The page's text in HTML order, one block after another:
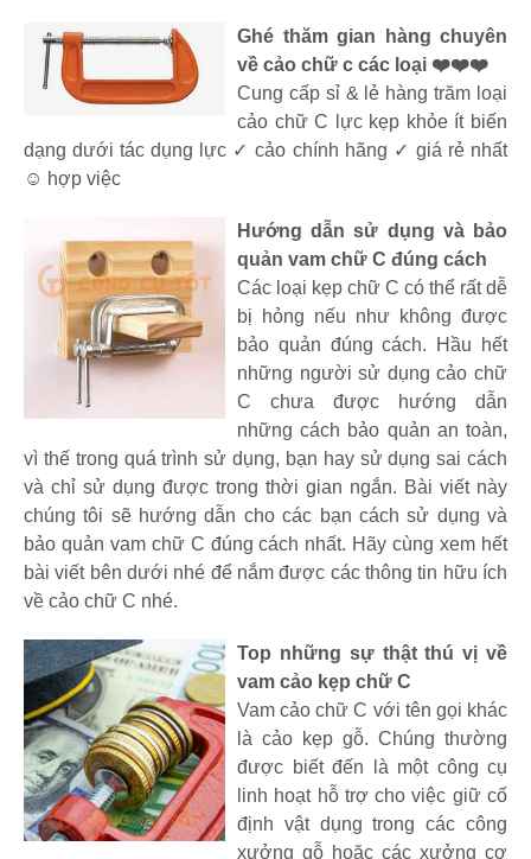
Ghé thăm gian hàng chuyên
về cảo chữ c các loại ❤️❤️❤️
Cung cấp sỉ & lẻ hàng trăm loại
cảo chữ C lực kẹp khỏe ít biến
dạng dưới tác dụng lực ✓ cảo chính hãng ✓ giá rẻ nhất
☺️ hợp việc
Hướng dẫn sử dụng và bảo
quản vam chữ C đúng cách
Các loại kẹp chữ C có thể rất dễ
bị hỏng nếu như không được
bảo quản đúng cách. Hầu hết
những người sử dụng cảo chữ
C chưa được hướng dẫn
những cách bảo quản an toàn,
vì thế trong quá trình sử dụng, bạn hay sử dụng sai cách
và chỉ sử dụng được trong thời gian ngắn. Bài viết này
chúng tôi sẽ hướng dẫn cho các bạn cách sử dụng và
bảo quản vam chữ C đúng cách nhất. Hãy cùng xem hết
bài viết bên dưới nhé để nắm được các thông tin hữu ích
về cảo chữ C nhé.
Top những sự thật thú vị về
vam cảo kẹp chữ C
Vam cảo chữ C với tên gọi khác
là cảo kẹp gỗ. Chúng thường
được biết đến là một công cụ
linh hoạt hỗ trợ cho việc giữ cố
định vật dụng trong các công
xưởng gỗ hoặc các xưởng cơ